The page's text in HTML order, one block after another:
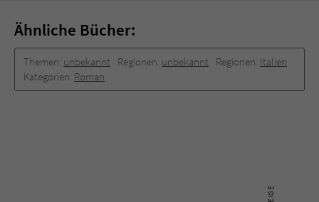
Ähnliche Bücher:
Themen: unbekannt Regionen: unbekannt Regionen: Italien
Kategorien: Roman